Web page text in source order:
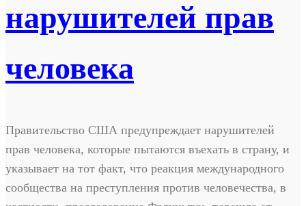
нарушителей прав
человека
Правительство США предупреждает нарушителей
прав человека, которые пытаются въехать в страну, и
указывает на тот факт, что реакция международного
сообщества на преступления против человечества, в